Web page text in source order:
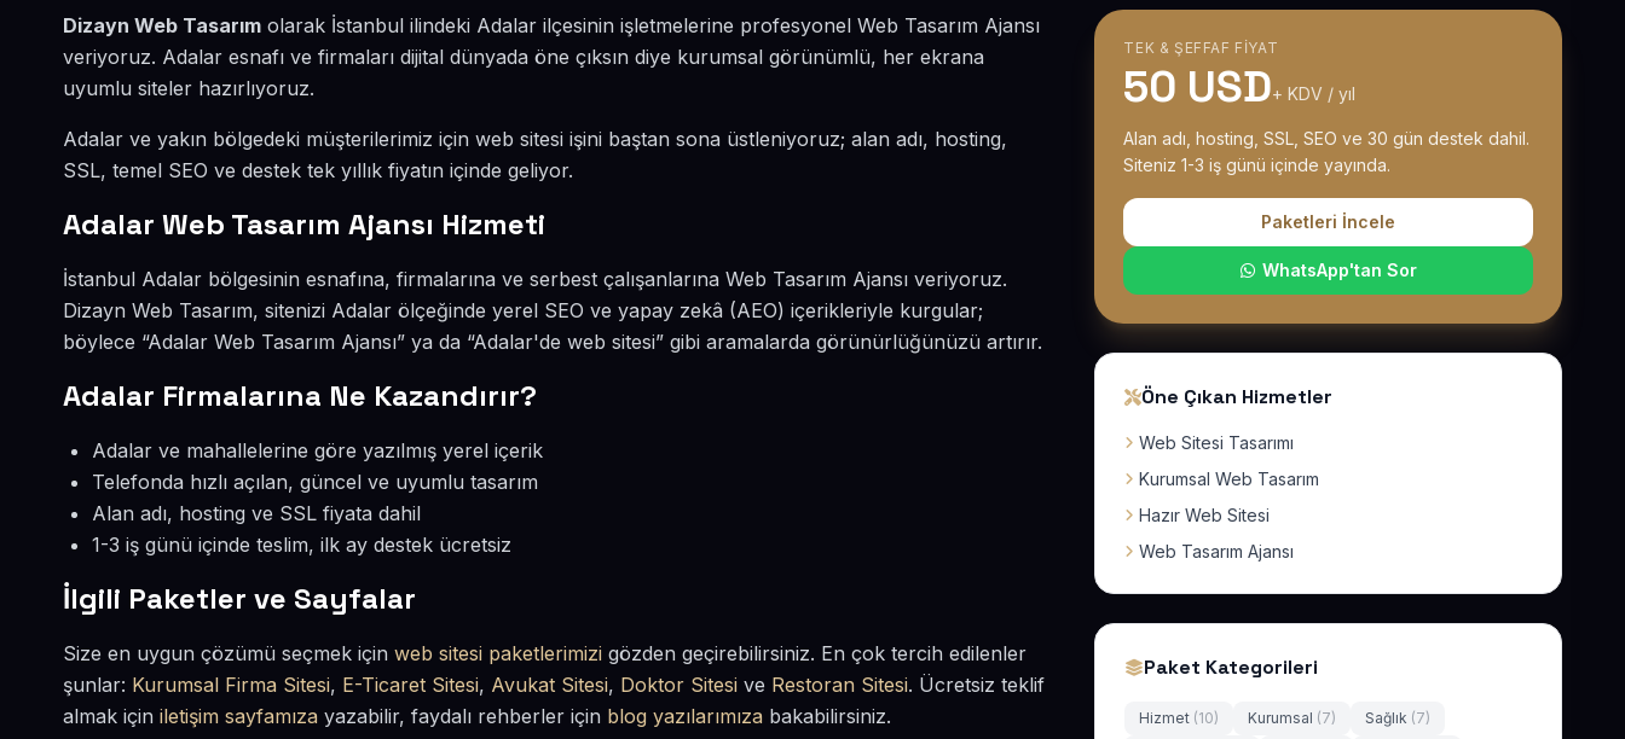
Dizayn Web Tasarım olarak İstanbul ilindeki Adalar ilçesinin işletmelerine profesyonel Web Tasarım Ajansı
veriyoruz. Adalar esnafı ve firmaları dijital dünyada öne çıksın diye kurumsal görünümlü, her ekrana
uyumlu siteler hazırlıyoruz.
Adalar ve yakın bölgedeki müşterilerimiz için web sitesi işini baştan sona üstleniyoruz; alan adı, hosting,
SSL, temel SEO ve destek tek yıllık fiyatın içinde geliyor.
Adalar Web Tasarım Ajansı Hizmeti
İstanbul Adalar bölgesinin esnafına, firmalarına ve serbest çalışanlarına Web Tasarım Ajansı veriyoruz.
Dizayn Web Tasarım, sitenizi Adalar ölçeğinde yerel SEO ve yapay zekâ (AEO) içerikleriyle kurgular;
böylece “Adalar Web Tasarım Ajansı” ya da “Adalar'de web sitesi” gibi aramalarda görünürlüğünüzü artırır.
Adalar Firmalarına Ne Kazandırır?
Adalar ve mahallelerine göre yazılmış yerel içerik
Telefonda hızlı açılan, güncel ve uyumlu tasarım
Alan adı, hosting ve SSL fiyata dahil
1-3 iş günü içinde teslim, ilk ay destek ücretsiz
İlgili Paketler ve Sayfalar
Size en uygun çözümü seçmek için web sitesi paketlerimizi gözden geçirebilirsiniz. En çok tercih edilenler
şunlar: Kurumsal Firma Sitesi, E-Ticaret Sitesi, Avukat Sitesi, Doktor Sitesi ve Restoran Sitesi. Ücretsiz teklif
almak için iletişim sayfamıza yazabilir, faydalı rehberler için blog yazılarımıza bakabilirsiniz.
TEK & ŞEFFAF FIYAT
50 USD+ KDV / yıl
Alan adı, hosting, SSL, SEO ve 30 gün destek dahil.
Siteniz 1-3 iş günü içinde yayında.
Paketleri İncele
WhatsApp'tan Sor
Öne Çıkan Hizmetler
Web Sitesi Tasarımı
Kurumsal Web Tasarım
Hazır Web Sitesi
Web Tasarım Ajansı
Paket Kategorileri
Hizmet (10) Kurumsal (7) Sağlık (7)